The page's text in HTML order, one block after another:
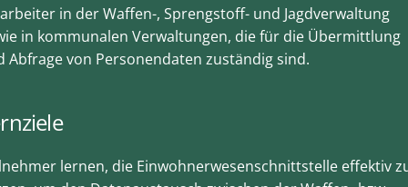
in der Waffen-, Sprengstoff- und Jagdverwaltung
in kommunalen Verwaltungen, die für die Übermittlung
Abfrage von Personendaten zuständig sind.
lernen, die Einwohnerwesenschnittstelle effektiv